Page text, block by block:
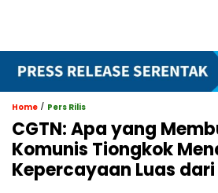
Home / Pers Rilis
CGTN: Apa yang
Komunis Tiongkok
Kepercayaan Luas dari